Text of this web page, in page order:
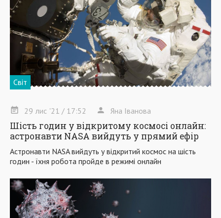
Світ
29 лис '21 / 17:52 Яна Іванова
Шість годин у відкритому космосі онлайн:
астронавти NASA вийдуть у прямий ефір
Астронавти NASA вийдуть у відкритий космос на шість
годин - їхня робота пройде в режимі онлайн